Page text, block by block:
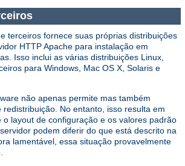
terceiros fornece suas próprias distribuições
HTTP Apache para instalação em
Isso inclui as várias distribuições Linux,
para Windows, Mac OS X, Solaris e
não apenas permite mas também
redistribuição. No entanto, isso resulta em
o layout de configuração e os valores padrão
podem diferir do que está descrito na
lamentável, essa situação provavelmente